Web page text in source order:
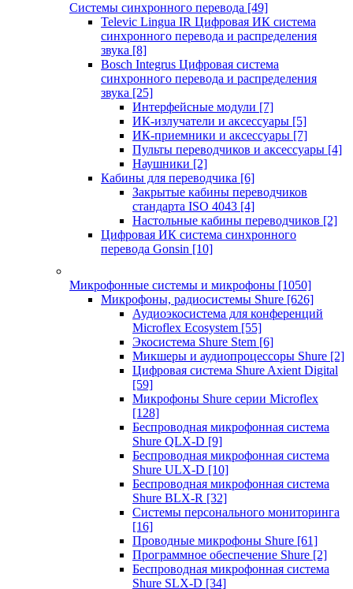
Системы синхронного перевода [49]
Televic Lingua IR Цифровая ИК система
синхронного перевода и распределения
звука [8]
Bosch Integrus Цифровая система
синхронного перевода и распределения
звука [25]
Интерфейсные модули [7]
ИК-излучатели и аксессуары [5]
ИК-приемники и аксессуары [7]
Пульты переводчиков и аксессуары [4]
Наушники [2]
Кабины для переводчика [6]
Закрытые кабины переводчиков
стандарта ISO 4043 [4]
Настольные кабины переводчиков [2]
Цифровая ИК система синхронного
перевода Gonsin [10]
Микрофонные системы и микрофоны [1050]
Микрофоны, радиосистемы Shure [626]
Аудиоэкосистема для конференций
Microflex Ecosystem [55]
Экосистема Shure Stem [6]
Микшеры и аудиопроцессоры Shure [2]
Цифровая система Shure Axient Digital
[59]
Микрофоны Shure серии Microflex
[128]
Беспроводная микрофонная система
Shure QLX-D [9]
Беспроводная микрофонная система
Shure ULX-D [10]
Беспроводная микрофонная система
Shure BLX-R [32]
Системы персонального мониторинга
[16]
Проводные микрофоны Shure [61]
Программное обеспечение Shure [2]
Беспроводная микрофонная система
Shure SLX-D [34]